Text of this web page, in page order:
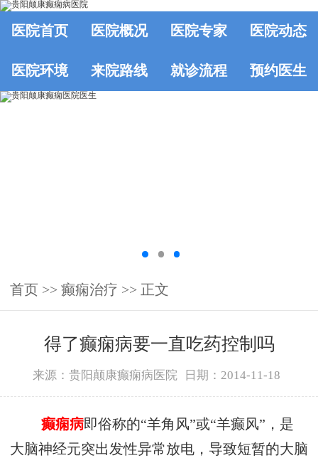
医院首页 医院概况 医院专家 医院动态
医院环境 来院路线 就诊流程 预约医生
首页 >> 癫痫治疗 >> 正文
得了癫痫病要一直吃药控制吗
来源：贵阳颠康癫痫病医院 日期：2014-11-18
癫痫病即俗称的“羊角风”或“羊癫风”，是
大脑神经元突出发性异常放电，导致短暂的大脑